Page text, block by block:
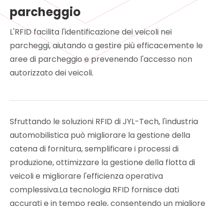
parcheggio
L'RFID facilita l'identificazione dei veicoli nei
parcheggi, aiutando a gestire più efficacemente le
aree di parcheggio e prevenendo l'accesso non
autorizzato dei veicoli.
Sfruttando le soluzioni RFID di JYL-Tech, l'industria
automobilistica può migliorare la gestione della
catena di fornitura, semplificare i processi di
produzione, ottimizzare la gestione della flotta di
veicoli e migliorare l'efficienza operativa
complessiva.La tecnologia RFID fornisce dati
accurati e in tempo reale, consentendo un migliore